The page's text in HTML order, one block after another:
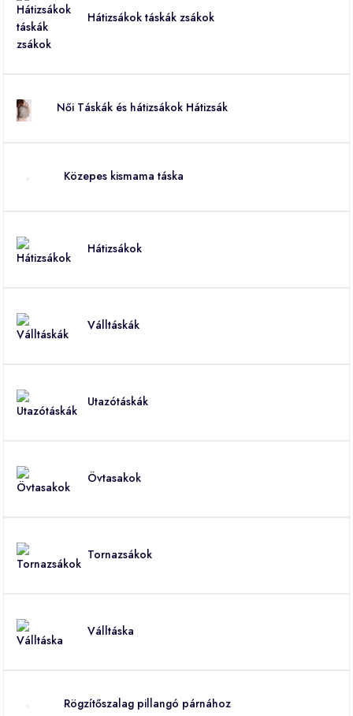
Hátizsákok táskák zsákok
Női Táskák és hátizsákok Hátizsák
Közepes kismama táska
Hátizsákok
Válltáskák
Utazótáskák
Övtasakok
Tornazsákok
Válltáska
Rögzítőszalag pillangó párnához